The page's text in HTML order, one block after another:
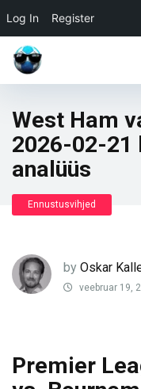
Log In Register
West Ham
2026-02-
analüüs
Ennustusvihjed
by Oskar
veebruar 19,
Premier